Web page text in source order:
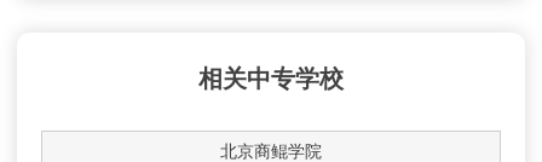
相关中专学校
北京商鲲学院